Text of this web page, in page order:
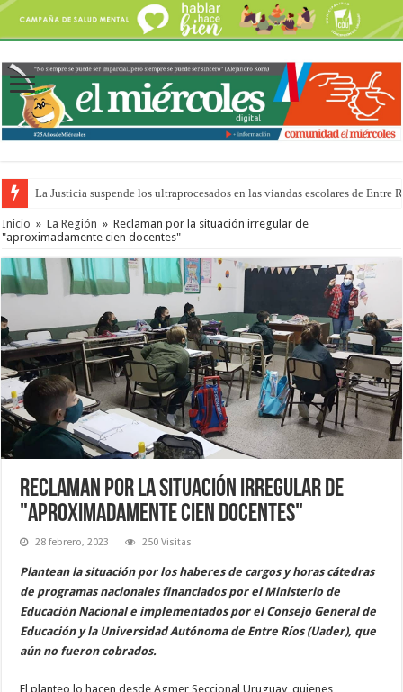
La Justicia suspende los ultraprocesados en las viandas escolares de Entre
Inicio » La Región » Reclaman por la situación irregular de
"aproximadamente cien docentes"
Reclaman por la situación irregular de
"aproximadamente cien docentes"
28 febrero, 2023 250 Visitas
Plantean la situación por los haberes de cargos y horas cátedras
de programas nacionales financiados por el Ministerio de
Educación Nacional e implementados por el Consejo General de
Educación y la Universidad Autónoma de Entre Ríos (Uader), que
aún no fueron cobrados.
El planteo lo hacen desde Agmer Seccional Uruguay, quienes